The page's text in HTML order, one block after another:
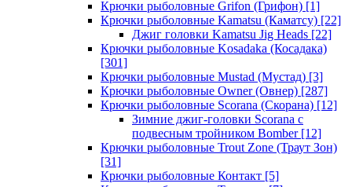
Крючки рыболовные Grifon (Грифон) [1]
Крючки рыболовные Kamatsu (Каматсу) [22]
Джиг головки Kamatsu Jig Heads [22]
Крючки рыболовные Kosadaka (Косадака)
[301]
Крючки рыболовные Mustad (Мустад) [3]
Крючки рыболовные Owner (Овнер) [287]
Крючки рыболовные Scorana (Скорана) [12]
Зимние джиг-головки Scorana с
подвесным тройником Bomber[12]
Крючки рыболовные Trout Zone (Траут Зон)
[31]
Крючки рыболовные Контакт [5]